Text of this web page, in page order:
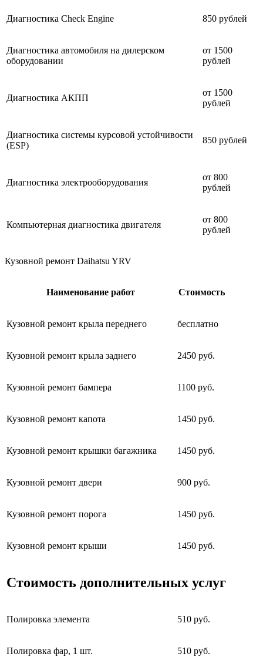
Диагностика Check Engine 850 рублей
Диагностика автомобиля на дилерском
оборудовании
от 1500
рублей
Диагностика АКПП
от 1500
рублей
Диагностика системы курсовой устойчивости
(ESP)
850 рублей
Диагностика электрооборудования
от 800
рублей
Компьютерная диагностика двигателя
от 800
рублей
Кузовной ремонт Daihatsu YRV
Наименование работ Стоимость
Кузовной ремонт крыла переднего бесплатно
Кузовной ремонт крыла заднего 2450 руб.
Кузовной ремонт бампера 1100 руб.
Кузовной ремонт капота 1450 руб.
Кузовной ремонт крышки багажника 1450 руб.
Кузовной ремонт двери 900 руб.
Кузовной ремонт порога 1450 руб.
Кузовной ремонт крыши 1450 руб.
Стоимость дополнительных услуг
Полировка элемента 510 руб.
Полировка фар, 1 шт. 510 руб.